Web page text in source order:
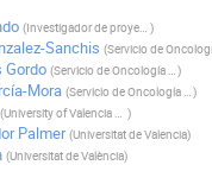
( Investigador de proyecto )
Sanchis (
Gordo ( Servicio de Oncología Radioterápica, Consorcio Hospital General Universitario de Valencia)
Mora ( Servicio de Oncología Radioterápica, Consorcio Hospital General Universitario de Valencia)
( University of Valencia &amp; IFIC )
Palmer (Universitat de Valencia)
(Universitat de València)